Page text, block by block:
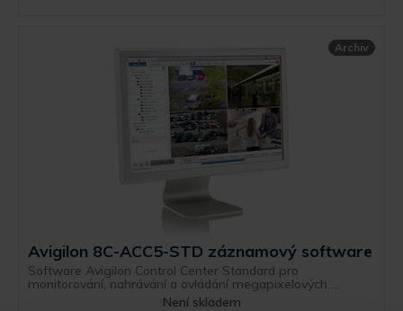
Archiv
Avigilon 8C-ACC5-STD záznamový software
Software Avigilon Control Center Standard pro
monitorování, nahrávání a ovládání megapixelových ...
Není skladem